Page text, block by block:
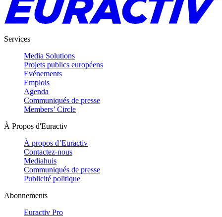
Services
Media Solutions
Projets publics européens
Evénements
Emplois
Agenda
Communiqués de presse
Members’ Circle
À Propos d'Euractiv
À propos d’Euractiv
Contactez-nous
Mediahuis
Communiqués de presse
Publicité politique
Abonnements
Euractiv Pro